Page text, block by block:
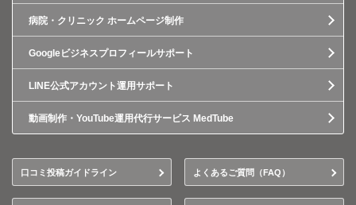
病院・クリニック ホームページ制作
Googleビジネスプロフィールサポート
LINE公式アカウント運用サポート
動画制作・YouTube運用代行サービス MedTube
口コミ投稿ガイドライン よくあるご質問（FAQ）